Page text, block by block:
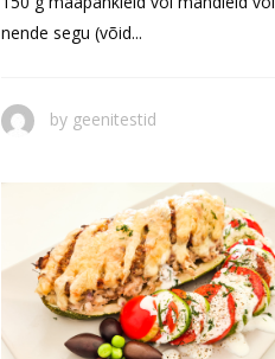
nende segu (võid...
by geenitestid